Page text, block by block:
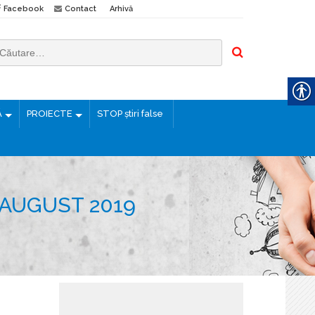
Facebook Contact Arhivă
PROIECTE STOP știri false
2019